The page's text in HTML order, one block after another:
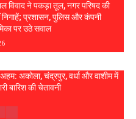
विवाद ने पकड़ा तूल, नगर परिषद की
निगाहें; प्रशासन, पुलिस और कंपनी
पर उठे सवाल
अकोला, चंद्रपुर, वर्धा और वाशीम में
बारिश की चेतावनी